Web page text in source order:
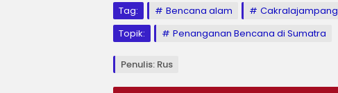
Tag: Bencana alam Cakralajampang
Topik:
Penanganan Bencana di Sumatra
Penulis: Rus